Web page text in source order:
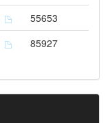
55653
85927